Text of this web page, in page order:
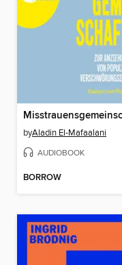
byAladin El-Mafaalani
AUDIOBOOK
BORROW